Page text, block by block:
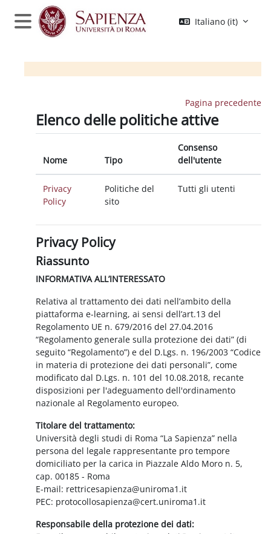
Vai al contenuto principale
Pannello laterale
Italiano ‎(it)‎
Pagina precedente
Elenco delle politiche attive
Nome Tipo
Consenso
dell'utente
Privacy
Policy
Politiche del
sito
Tutti gli utenti
Privacy Policy
Riassunto
INFORMATIVA ALL’INTERESSATO
Relativa al trattamento dei dati nell’ambito della
piattaforma e-learning, ai sensi dell’art.13 del
Regolamento UE n. 679/2016 del 27.04.2016
“Regolamento generale sulla protezione dei dati” (di
seguito “Regolamento”) e del D.Lgs. n. 196/2003 “Codice
in materia di protezione dei dati personali”, come
modificato dal D.Lgs. n. 101 del 10.08.2018, recante
disposizioni per l'adeguamento dell'ordinamento
nazionale al Regolamento europeo.
Titolare del trattamento:
Università degli studi di Roma “La Sapienza” nella
persona del legale rappresentante pro tempore
domiciliato per la carica in Piazzale Aldo Moro n. 5,
cap. 00185 - Roma
E-mail: rettricesapienza@uniroma1.it
PEC: protocollosapienza@cert.uniroma1.it
Responsabile della protezione dei dati: